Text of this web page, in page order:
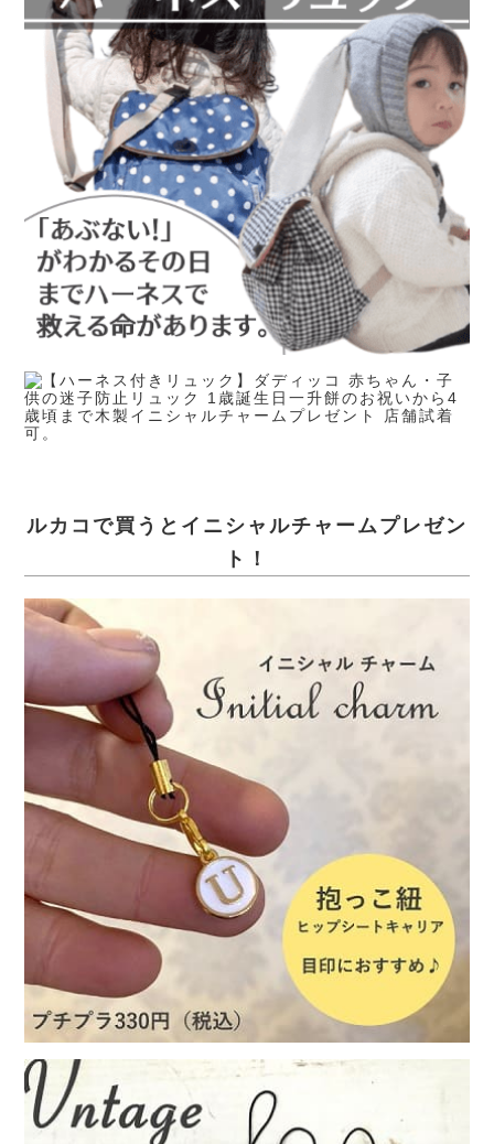
ルカコで買うとイニシャルチャームプレゼン
ト！